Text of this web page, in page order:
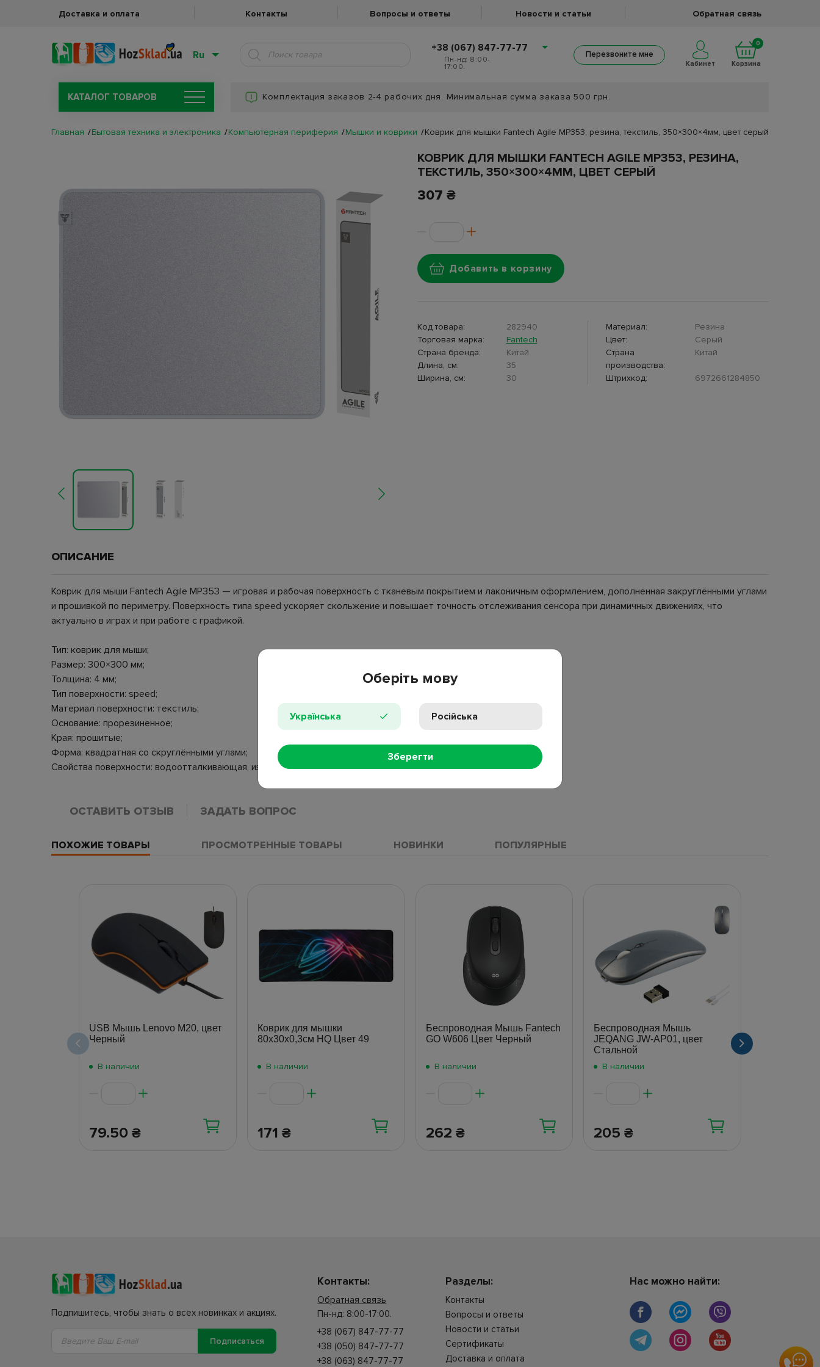
Доставка и оплата Контакты Вопросы и ответы Новости и статьи Обратная связь
Ru
+38 (067) 847-77-77
Пн-нд: 8:00-
17:00.
Перезвоните мне
Кабинет
0
Корзина
КАТАЛОГ ТОВАРОВ Комплектация заказов 2-4 рабочих дня. Минимальная сумма заказа 500 грн.
Главная Бытовая техника и электроника Компьютерная периферия Мышки и коврики Коврик для мышки Fantech Agile MP353, резина, текстиль, 350×300×4мм, цвет серый
КОВРИК ДЛЯ МЫШКИ FANTECH AGILE MP353, РЕЗИНА,
ТЕКСТИЛЬ, 350×300×4ММ, ЦВЕТ СЕРЫЙ
307 ₴
Добавить в корзину
Код товара:
282940
Торговая марка:
Fantech
Страна бренда:
Китай
Длина, см:
35
Ширина, см:
30
Материал:
Резина
Цвет:
Серый
Страна
производства:
Китай
Штрихкод: 6972661284850
ОПИСАНИЕ
Коврик для мыши Fantech Agile MP353 — игровая и рабочая поверхность с тканевым покрытием и лаконичным оформлением, дополненная закруглёнными углами
и прошивкой по периметру. Поверхность типа speed ускоряет скольжение и повышает точность отслеживания сенсора при динамичных движениях, что
актуально в играх и при работе с графикой.
Тип: коврик для мыши;
Размер: 300×300 мм;
Толщина: 4 мм;
Тип поверхности: speed;
Материал поверхности: текстиль;
Основание: прорезиненное;
Края: прошитые;
Форма: квадратная со скруглёнными углами;
Свойства поверхности: водоотталкивающая, износостойкая.
ОСТАВИТЬ ОТЗЫВ ЗАДАТЬ ВОПРОС
ПОХОЖИЕ ТОВАРЫ ПРОСМОТРЕННЫЕ ТОВАРЫ НОВИНКИ ПОПУЛЯРНЫЕ
USB Мышь Lenovo M20, цвет
Черный
В наличии
79.50 ₴
Коврик для мышки
80х30х0,3см HQ Цвет 49
В наличии
171 ₴
Беспроводная Мышь Fantech
GO W606 Цвет Черный
В наличии
262 ₴
Беспроводная Мышь
JEQANG JW-AP01, цвет
Стальной
В наличии
205₴
Оберіть мову
Українська Російська
Зберегти
Подпишитесь, чтобы знать о всех новинках и акциях.
Подписаться
Контакты:
Обратная связь
Пн-нд: 8:00-17:00.
+38 (067) 847-77-77
+38 (050) 847-77-77
+38 (063) 847-77-77
Разделы:
Контакты
Вопросы и ответы
Новости и статьи
Сертификаты
Доставка и оплата
Нас можно найти: